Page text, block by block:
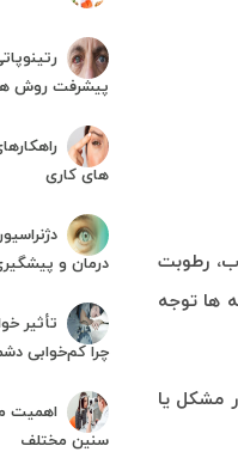
رطوبت
ها توجه
مشکل یا
پیشرفت روش
های کاری
درمان و
تأثیر
چرا کم‌خوابی
اهمیت
سنین مختلف